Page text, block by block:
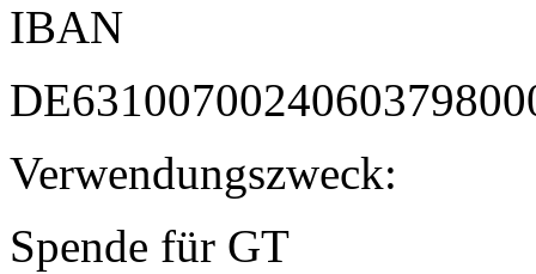
IBAN
Verwendungszweck:
Spende für GT